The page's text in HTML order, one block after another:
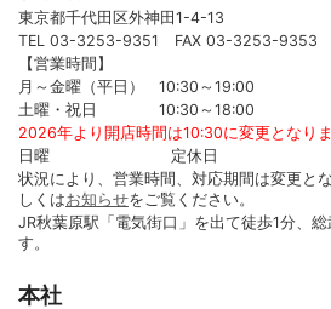
東京都千代田区外神田1-4-13
TEL 03-3253-9351 FAX 03-3253-9353
【営業時間】
月～金曜（平日） 10:30～19:00
土曜・祝日 10:30～18:00
2026年より開店時間は10:30に変更となりま
日曜 定休日
状況により、営業時間、対応期間は変更と
しくはお知らせをご覧ください。
JR秋葉原駅「電気街口」を出て徒歩1分、
す。
本社